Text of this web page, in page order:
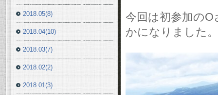
今回は初参加の
かになりました。
2018.05(8)
2018.04(10)
2018.03(7)
2018.02(2)
2018.01(3)